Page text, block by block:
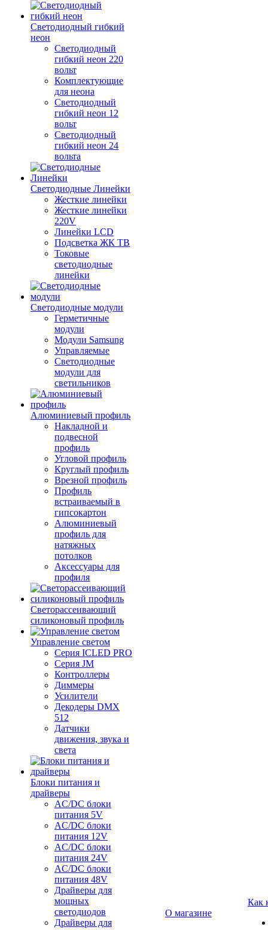
Светодиодный гибкий
неон
Светодиодный
гибкий неон 220
вольт
Комплектующие
для неона
Светодиодный
гибкий неон 12
вольт
Светодиодный
гибкий неон 24
вольта
Светодиодные Линейки
Жесткие линейки
Жесткие линейки
220V
Линейки LCD
Подсветка ЖК ТВ
Токовые
светодиодные
линейки
Светодиодные модули
Герметичные
модули
Модули Samsung
Управляемые
Светодиодные
модули для
светильников
Алюминиевый профиль
Накладной и
подвесной
профиль
Угловой профиль
Круглый профиль
Врезной профиль
Профиль
встраиваемый в
гипсокартон
Алюминиевый
профиль для
натяжных
потолков
Аксессуары для
профиля
Светорассеивающий
силиконовый профиль
Управление светом
Серия ICLED PRO
Серия JM
Контроллеры
Диммеры
Усилители
Декодеры DMX
512
Датчики
движения, звука и
света
Блоки питания и
драйверы
AC/DC блоки
питания 5V
AC/DC блоки
питания 12V
AC/DC блоки
питания 24V
AC/DC блоки
питания 48V
Драйверы для
мощных
светодиодов
Драйверы для
О магазине
Как